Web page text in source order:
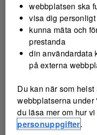
webbplatsen ska
visa dig
kunna mäta och
prestanda
din användardata
på externa
Du kan när som
webbplatserna
du läsa mer om hur
personuppgifter.